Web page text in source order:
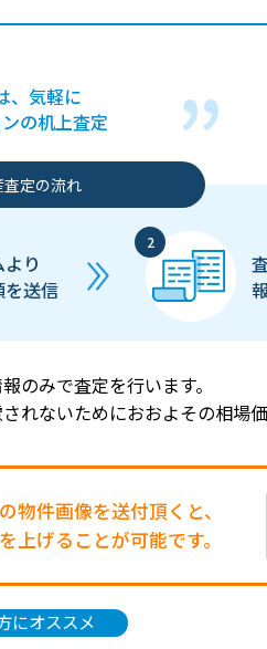
、気軽に
の机上査定
のみで査定を行います。
れないためにおおよその相場
定の流れ
り
を送信
物件画像を送付頂くと、
上げることが可能です。
にオススメ